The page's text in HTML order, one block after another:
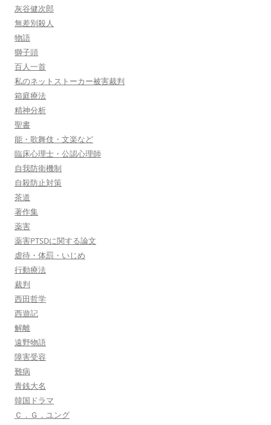
灰谷健次郎
無差別殺人
物語
獅子頭
百人一首
私のネットストーカー被害裁判
箱庭療法
精神分析
聖書
能・歌舞伎・文楽など
臨床心理士・公認心理師
自我防衛機制
自殺防止対策
茶道
著作集
薬害
薬害PTSDに関する論文
虐待・体罰・いじめ
行動療法
裁判
西田哲学
西遊記
解離
遠野物語
障害受容
難病
青銭大名
韓国ドラマ
Ｃ．Ｇ，ユング